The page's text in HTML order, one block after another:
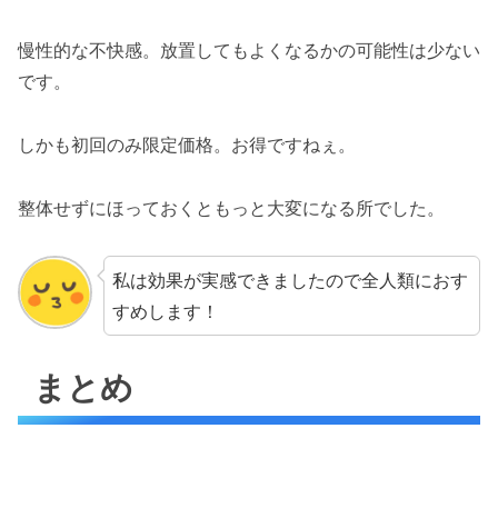
慢性的な不快感。放置してもよくなるかの可能性は少ない
です。
しかも初回のみ限定価格。お得ですねぇ。
整体せずにほっておくともっと大変になる所でした。
私は効果が実感できましたので全人類におす
すめします！
まとめ